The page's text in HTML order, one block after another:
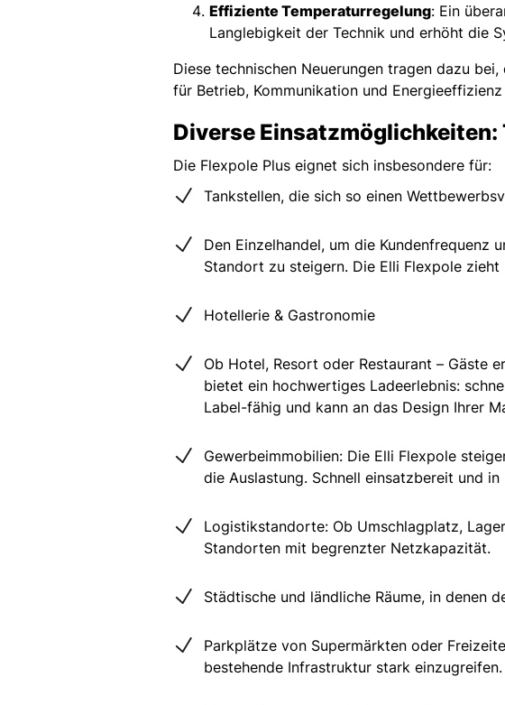
Effiziente Temperaturregelung: Ein
Langlebigkeit der Technik und erhöht die
Diese technischen Neuerungen tragen dazu
für Betrieb, Kommunikation und
Diverse
Die Flexpole Plus eignet sich insbesondere für:
Tankstellen, die sich so einen
Den Einzelhandel, um die Kundenfrequenz
Standort zu steigern. Die Elli Flexpole
Hotellerie & Gastronomie
Ob Hotel, Resort oder Restaurant – Gäste
bietet ein hochwertiges Ladeerlebnis:
Label-fähig und kann an das Design Ihrer
Gewerbeimmobilien: Die Elli Flexpole
die Auslastung. Schnell einsatzbereit und
Logistikstandorte: Ob Umschlagplatz,
Standorten mit begrenzter Netzkapazität.
Städtische und ländliche Räume, in denen
Parkplätze von Supermärkten oder
bestehende Infrastruktur stark einzugreifen.